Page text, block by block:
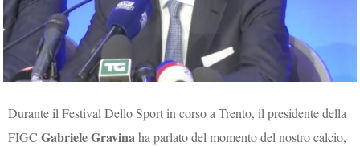
Durante il Festival Dello Sport in corso a Trento, il presidente della
FIGCGabriele Gravinaha parlato del momento del nostro calcio,